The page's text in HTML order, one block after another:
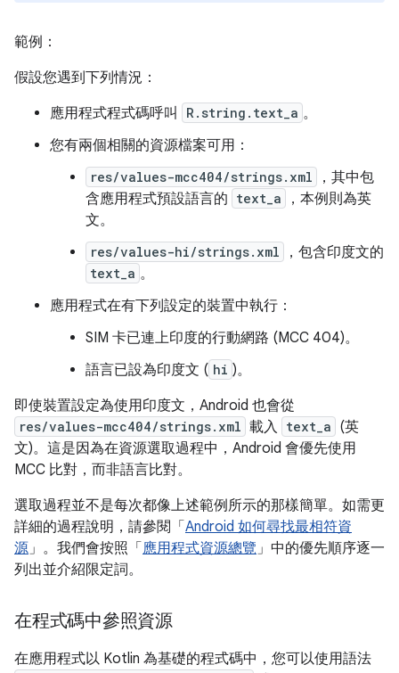
範例：
假設您遇到下列情況：
應用程式程式碼呼叫
R.string.text_a 。
您有兩個相關的資源檔案可用：
res/values-mcc404/strings.xml
，其中包
含應用程式預設語言的 text_a
，本例則為英
文。
res/values-hi/strings.xml ，包含印度文的
text_a 。
應用程式在有下列設定的裝置中執行：
SIM 卡已連上印度的行動網路 (MCC 404)。
語言已設為印度文 ( hi )。
即使裝置設定為使用印度文，Android 也會從
res/values-mcc404/strings.xml 載入 text_a (英
文)。這是因為在資源選取過程中，Android 會優先使用
MCC 比對，而非語言比對。
選取過程並不是每次都像上述範例所示的那樣簡單。如需更
詳細的過程說明，請參閱「 Android 如何尋找最相符資
源」。我們會按照「 應用程式資源總覽」中的優先順序逐一
列出並介紹限定詞。
在程式碼中參照資源
在應用程式以 Kotlin 為基礎的程式碼中，您可以使用語法